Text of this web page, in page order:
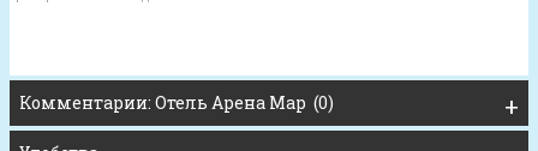
Комментарии: Отель Арена Мар (0)